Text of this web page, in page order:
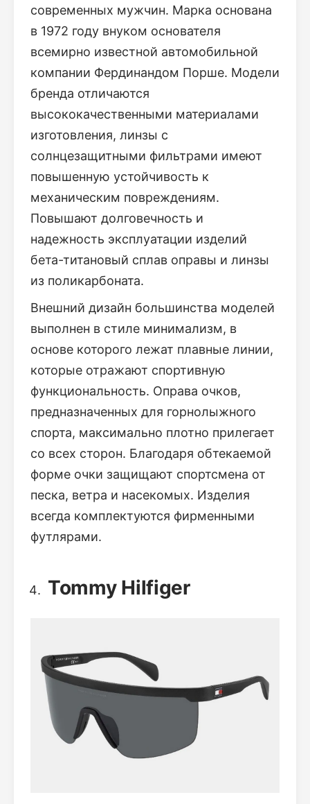
современных мужчин. Марка основана
в 1972 году внуком основателя
всемирно известной автомобильной
компании Фердинандом Порше. Модели
бренда отличаются
высококачественными материалами
изготовления, линзы с
солнцезащитными фильтрами имеют
повышенную устойчивость к
механическим повреждениям.
Повышают долговечность и
надежность эксплуатации изделий
бета-титановый сплав оправы и линзы
из поликарбоната.
Внешний дизайн большинства моделей
выполнен в стиле минимализм, в
основе которого лежат плавные линии,
которые отражают спортивную
функциональность. Оправа очков,
предназначенных для горнолыжного
спорта, максимально плотно прилегает
со всех сторон. Благодаря обтекаемой
форме очки защищают спортсмена от
песка, ветра и насекомых. Изделия
всегда комплектуются фирменными
футлярами.
Tommy Hilfiger